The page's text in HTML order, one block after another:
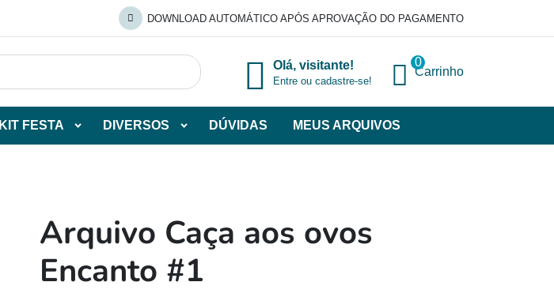
DOWNLOAD AUTOMÁTICO APÓS APROVAÇÃO DO PAGAMENTO
Olá, visitante!
Entre ou cadastre-se!
0
Carrinho
KIT FESTA DIVERSOS DÚVIDAS MEUS ARQUIVOS
Arquivo Caça aos ovos
Encanto #1